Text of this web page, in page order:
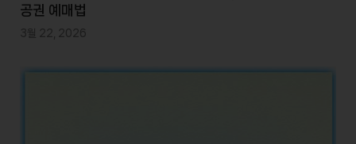
공권 예매법
3월 22, 2026